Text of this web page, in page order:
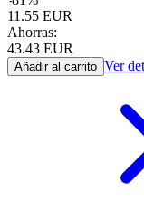
11.55 EUR
Ahorras:
43.43 EUR
Añadir al carrito Ver